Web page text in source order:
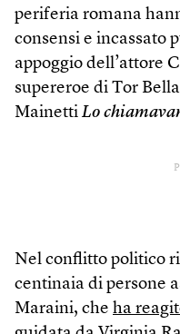
periferia romana
consensi e incassato
appoggio dell’attore
supereroe di Tor
Mainetti Lo
Nel conflitto politico
centinaia di persone
Maraini, che ha